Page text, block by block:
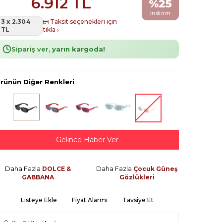
3 x 2.304
TL
Taksit seçenekleri için
tıkla
%25
indirim
Sipariş ver, yarın kargoda!
Diğer Renkleri
Gelince Haber Ver
Daha Fazla DOLCE &
GABBANA
Daha Fazla Çocuk Güneş
Gözlükleri
Listeye Ekle Fiyat Alarmı Tavsiye Et